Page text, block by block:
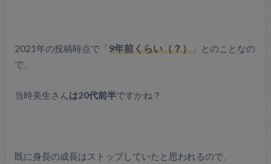
2021年の投稿時点で「9年前くらい（？）」とのことなの
で、
当時美生さんは20代前半ですかね？
既に身長の成長はストップしていたと思われるので、